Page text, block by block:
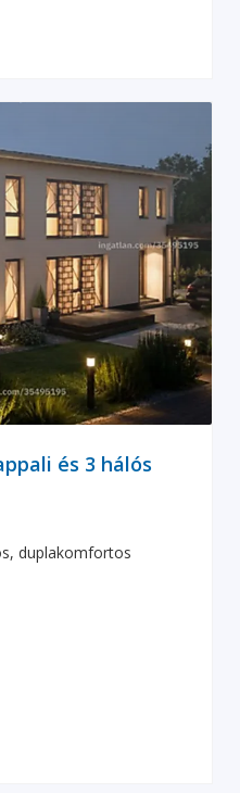
és 3 hálós
duplakomfortos